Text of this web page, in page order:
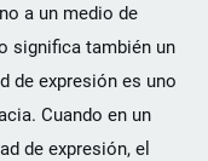
a un medio de
significa también un
de expresión es uno
Cuando en un
de expresión, el